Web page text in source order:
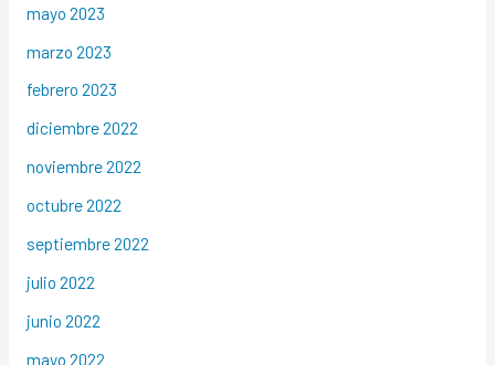
mayo 2023
marzo 2023
febrero 2023
diciembre 2022
noviembre 2022
octubre 2022
septiembre 2022
julio 2022
junio 2022
mayo 2022